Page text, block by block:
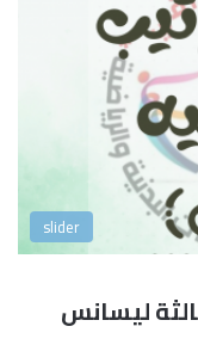
slider
ليسانس